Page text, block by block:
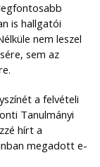
is hallgatói
nem leszel
sem az
a felvételi
Tanulmányi
hírt a
megadott e-